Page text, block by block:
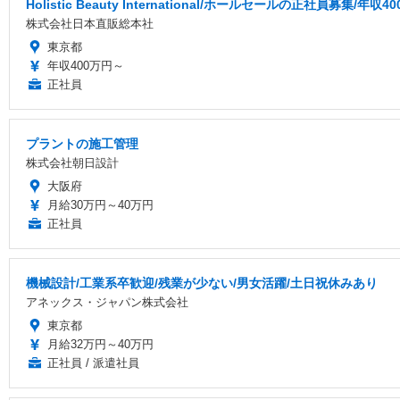
Holistic Beauty International/ホールセールの正社員募集/年収
株式会社日本直販総本社
東京都
年収400万円～
正社員
プラントの施工管理
株式会社朝日設計
大阪府
月給30万円～40万円
正社員
機械設計/工業系卒歓迎/残業が少ない/男女活躍/土日祝休みあり
アネックス・ジャパン株式会社
東京都
月給32万円～40万円
正社員 / 派遣社員